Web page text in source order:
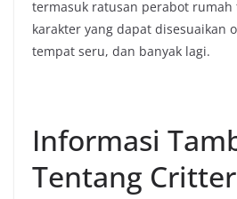
termasuk ratusan perabot rumah
karakter yang dapat disesuaikan
tempat seru, dan banyak lagi.
Informasi
Tentang